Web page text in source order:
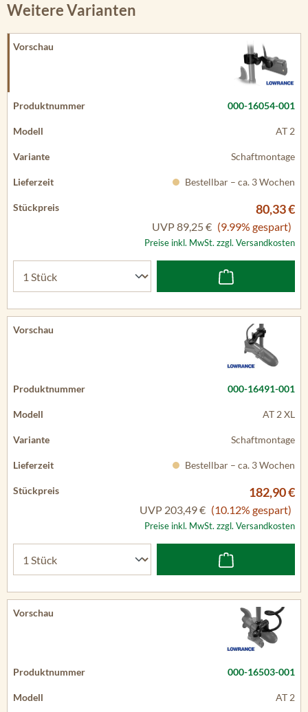
Weitere Varianten
000-16054-001
AT 2
Schaftmontage
Bestellbar – ca. 3 Wochen
80,33 €
UVP89,25 € (9.99% gespart)
Preise inkl. MwSt. zzgl. Versandkosten
000-16491-001
AT 2 XL
Schaftmontage
Bestellbar – ca. 3 Wochen
182,90 €
UVP 203,49 € (10.12% gespart)
Preise inkl. MwSt. zzgl. Versandkosten
000-16503-001
AT 2